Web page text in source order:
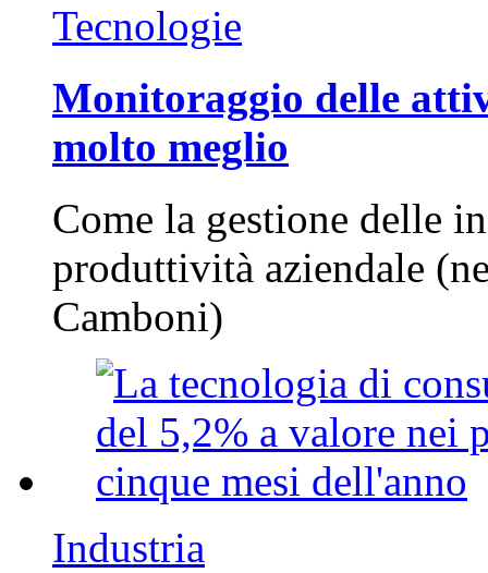
Tecnologie
Monitoraggio delle
molto meglio
Come la gestione delle
produttività aziendale
Camboni)
Industria